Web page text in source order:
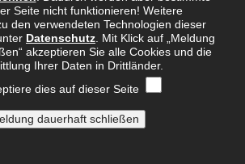
Seite nicht funktionieren! Weitere
den verwendeten Technologien dieser
Datenschutz . Mit Klick auf „Meldung
akzeptieren Sie alle Cookies und die
Ihrer Daten in Drittländer.
dies auf dieser Seite